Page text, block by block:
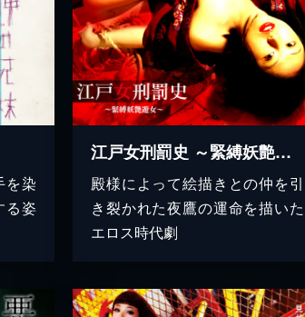
を染
る姿
江戸女刑罰史 ～緊縛妖艶遊女～
殿様によって絵描きとの仲を引
き裂かれた夜鷹の運命を描いた
エロス時代劇